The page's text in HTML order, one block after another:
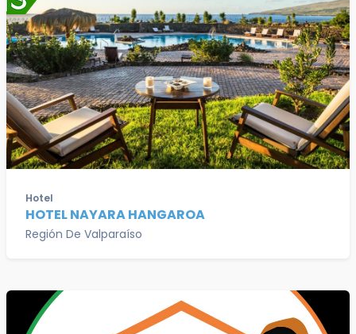
Hotel
HOTEL NAYARA HANGAROA
Región De Valparaíso